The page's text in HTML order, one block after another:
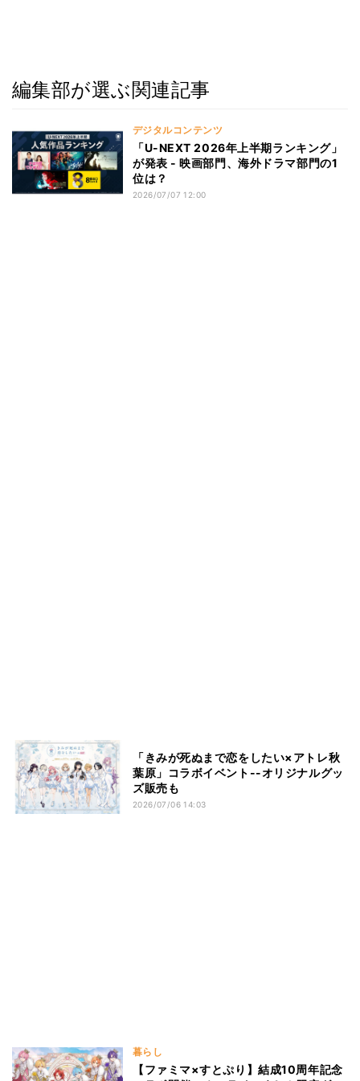
編集部が選ぶ関連記事
デジタルコンテンツ
「U-NEXT 2026年上半期ランキング」
が発表 - 映画部門、海外ドラマ部門の1
位は？
2026/07/07 12:00
「きみが死ぬまで恋をしたい×アトレ秋
葉原」コラボイベント--オリジナルグッ
ズ販売も
2026/07/06 14:03
暮らし
【ファミマ×すとぷり】結成10周年記念